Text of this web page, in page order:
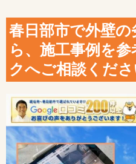
春日部市で外壁
ら、施工事例を
クへご相談くだ